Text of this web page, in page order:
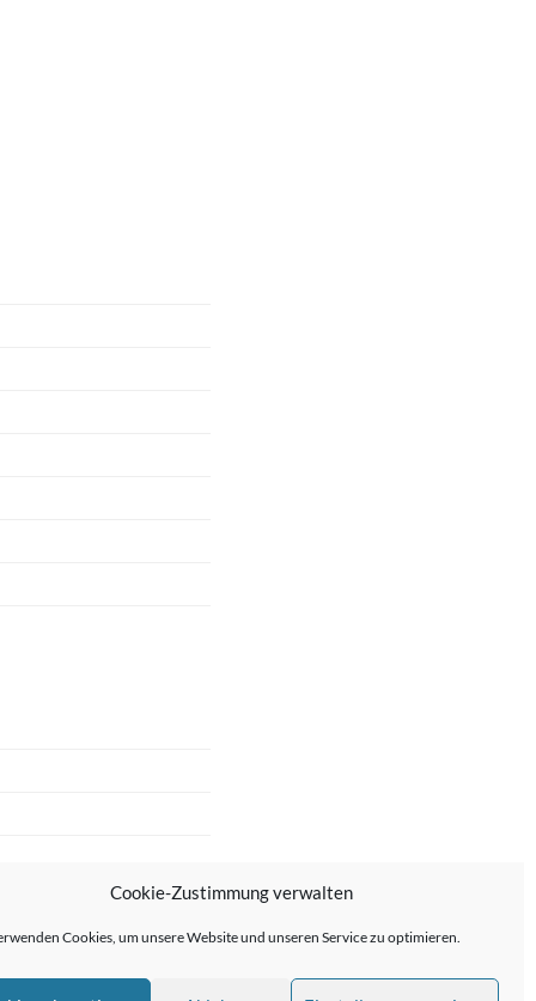
Cookie-Zustimmung verwalten
Cookies, um unsere Website und unseren Service zu optimieren.